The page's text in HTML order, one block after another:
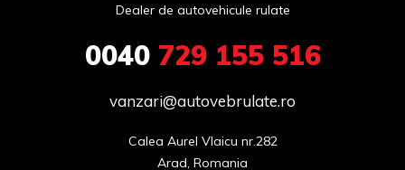
Dealer de autovehicule rulate
0040729 155 516
vanzari@autovebrulate.ro
Calea Aurel Vlaicu nr.282
Arad, Romania